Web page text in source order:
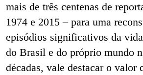
mais de três centenas de
1974 e 2015 – para uma
episódios significativos da
do Brasil e do próprio mundo
décadas, vale destacar o valor